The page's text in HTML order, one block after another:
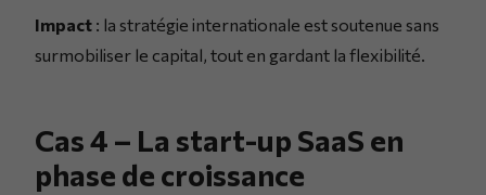
Impact : la stratégie internationale est soutenue sans
surmobiliser le capital, tout en gardant la flexibilité.
Cas 4 – La start-up SaaS en
phase de croissance